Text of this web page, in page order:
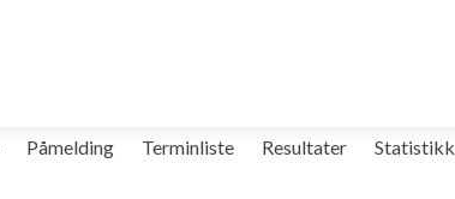
Påmelding Terminliste Resultater Statistikk